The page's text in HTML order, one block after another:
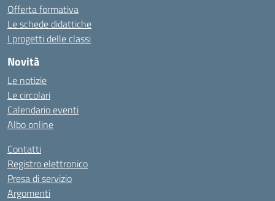
Offerta formativa
Le schede didattiche
I progetti delle classi
Novità
Le notizie
Le circolari
Calendario eventi
Albo online
Contatti
Registro elettronico
Presa di servizio
Argomenti